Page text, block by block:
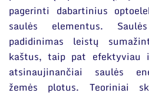
pagerinti dabartinius
saulės elementus.
padidinimas leistų
kaštus, taip pat efektyviau
atsinaujinančiai saulės
žemės plotus. Teoriniai